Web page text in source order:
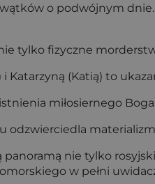
o podwójnym
tylko fizyczne
i Katarzyną (Katią) to
miłosiernego
odzwierciedla
panoramą nie tylko
w pełni